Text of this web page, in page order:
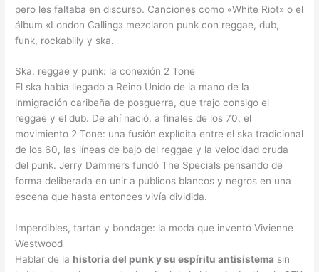
pero les faltaba en discurso. Canciones como «White Riot» o el
álbum «London Calling» mezclaron punk con reggae, dub,
funk, rockabilly y ska.
Ska, reggae y punk: la conexión 2 Tone
El ska había llegado a Reino Unido de la mano de la
inmigración caribeña de posguerra, que trajo consigo el
reggae y el dub. De ahí nació, a finales de los 70, el
movimiento 2 Tone: una fusión explícita entre el ska tradicional
de los 60, las líneas de bajo del reggae y la velocidad cruda
del punk. Jerry Dammers fundó The Specials pensando de
forma deliberada en unir a públicos blancos y negros en una
escena que hasta entonces vivía dividida.
Imperdibles, tartán y bondage: la moda que inventó Vivienne
Westwood
Hablar de la historia del punk y su espíritu antisistema sin